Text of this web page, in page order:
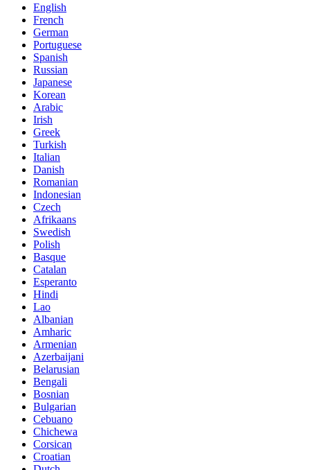
English
French
German
Portuguese
Spanish
Russian
Japanese
Korean
Arabic
Irish
Greek
Turkish
Italian
Danish
Romanian
Indonesian
Czech
Afrikaans
Swedish
Polish
Basque
Catalan
Esperanto
Hindi
Lao
Albanian
Amharic
Armenian
Azerbaijani
Belarusian
Bengali
Bosnian
Bulgarian
Cebuano
Chichewa
Corsican
Croatian